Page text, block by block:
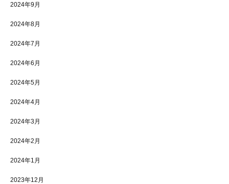
2024年9月
2024年8月
2024年7月
2024年6月
2024年5月
2024年4月
2024年3月
2024年2月
2024年1月
2023年12月